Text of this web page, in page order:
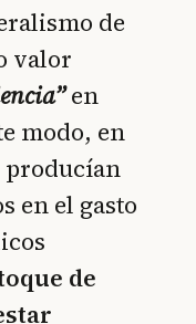
de
valor
en
modo, en
producían
en el gasto
de